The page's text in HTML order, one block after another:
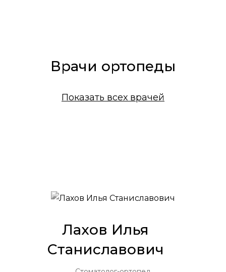
Врачи ортопеды
Показать всех врачей
Лахов Илья
Станиславович